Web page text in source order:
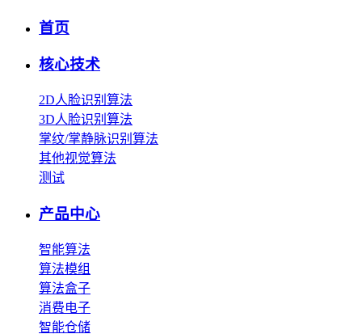
首页
核心技术
2D人脸识别算法
3D人脸识别算法
掌纹/掌静脉识别算法
其他视觉算法
测试
产品中心
智能算法
算法模组
算法盒子
消费电子
智能仓储